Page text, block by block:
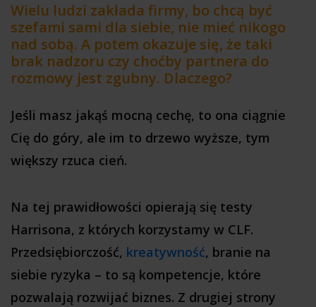
Wielu ludzi zakłada firmy, bo chcą być
szefami sami dla siebie, nie mieć nikogo
nad sobą. A potem okazuje się, że taki
brak nadzoru czy choćby partnera do
rozmowy jest zgubny. Dlaczego?
Jeśli masz jakąś mocną cechę, to ona ciągnie
Cię do góry, ale im to drzewo wyższe, tym
większy rzuca cień.
Na tej prawidłowości opierają się testy
Harrisona, z których korzystamy w CLF.
Przedsiębiorczość, kreatywność, branie na
siebie ryzyka – to są kompetencje, które
pozwalają rozwijać biznes. Z drugiej strony